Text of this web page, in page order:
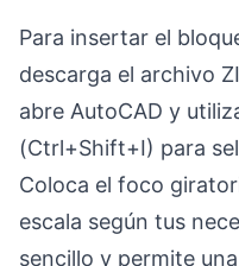
Para insertar el
descarga el archivo
abre AutoCAD y
(Ctrl+Shift+I) para
Coloca el foco
escala según tus
sencillo y permite